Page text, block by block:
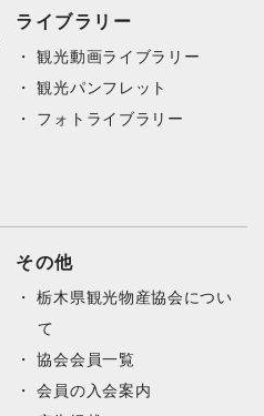
ライブラリー
観光動画ライブラリー
観光パンフレット
フォトライブラリー
その他
栃木県観光物産協会につい
て
協会会員一覧
会員の入会案内